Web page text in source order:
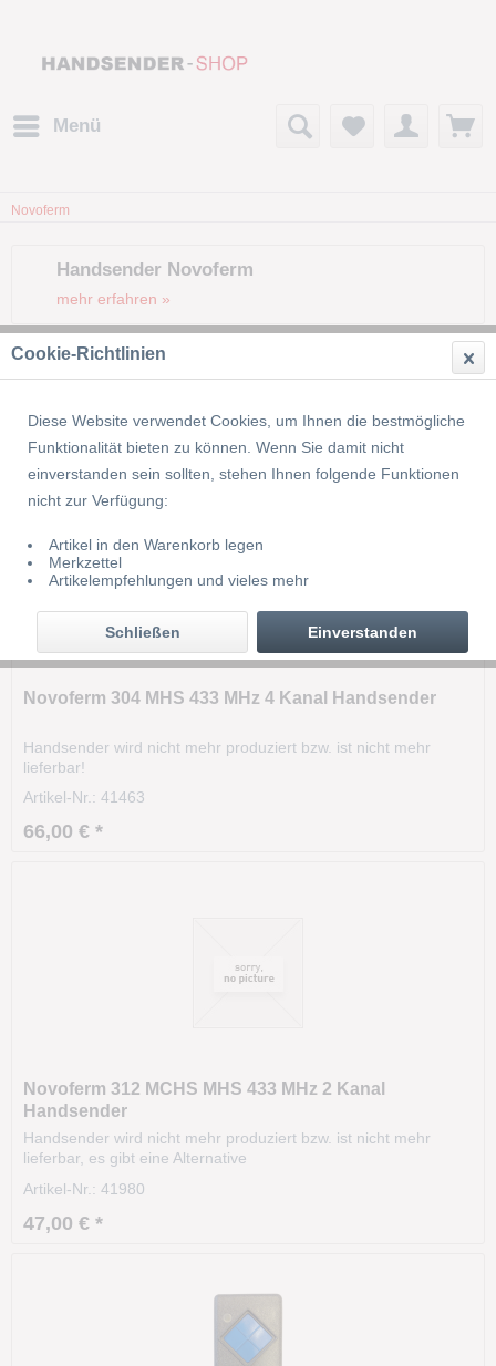
Menü
Novoferm
Handsender Novoferm
mehr erfahren »
Filtern
Novoferm 304 MHS 433 MHz 4 Kanal Handsender
Handsender wird nicht mehr produziert bzw. ist nicht mehr
lieferbar!
Artikel-Nr.: 41463
66,00 € *
Novoferm 312 MCHS MHS 433 MHz 2 Kanal
Handsender
Handsender wird nicht mehr produziert bzw. ist nicht mehr
lieferbar, es gibt eine Alternative
Artikel-Nr.: 41980
47,00 € *
Cookie-Richtlinien
Diese Website verwendet Cookies, um Ihnen die bestmögliche
Funktionalität bieten zu können. Wenn Sie damit nicht
einverstanden sein sollten, stehen Ihnen folgende Funktionen
nicht zur Verfügung:
Artikel in den Warenkorb legen
Merkzettel
Artikelempfehlungen und vieles mehr
Einverstanden
Schließen